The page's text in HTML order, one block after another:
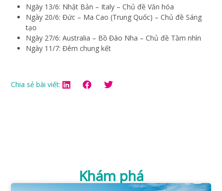
Ngày 13/6: Nhật Bản – Italy – Chủ đề Văn hóa
Ngày 20/6: Đức – Ma Cao (Trung Quốc) – Chủ đề Sáng
tạo
Ngày 27/6: Australia – Bồ Đào Nha – Chủ đề Tầm nhìn
Ngày 11/7: Đêm chung kết
Chia sẻ bài viết:
Khám phá